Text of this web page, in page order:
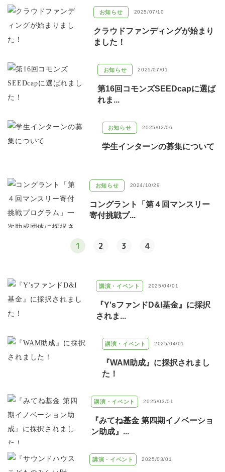
お知らせ 2025/07/10
クラウドファンディングが始まり
ました！
お知らせ 2025/07/01
第16回コモンズSEEDcapに選ば
れま...
お知らせ 2025/02/06
学生インターンの募集について
お知らせ 2024/10/29
コングラント「第４回マンスリー
寄付挑戦プ...
1 2 3 4
講演・イベント 2025/04/01
『Y'sファンドD&I基金』に採択
されま...
講演・イベント 2025/04/01
『WAM助成』に採択されまし
た！
講演・イベント 2025/03/01
『みてね基金 第四期イノベーショ
ン助成』...
講演・イベント 2025/03/01